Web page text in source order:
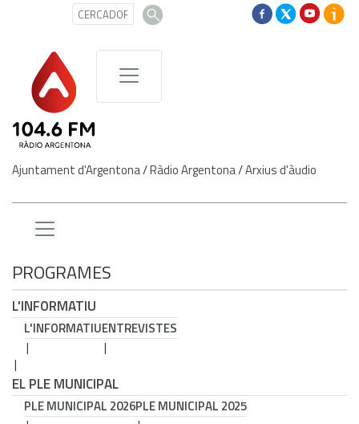
Ajuntament d'Argentona/Ràdio Argentona/Arxius d'àudio
PROGRAMES
L'INFORMATIU
L'INFORMATIUENTREVISTES
EL PLE MUNICIPAL
PLE MUNICIPAL 2026PLE MUNICIPAL 2025